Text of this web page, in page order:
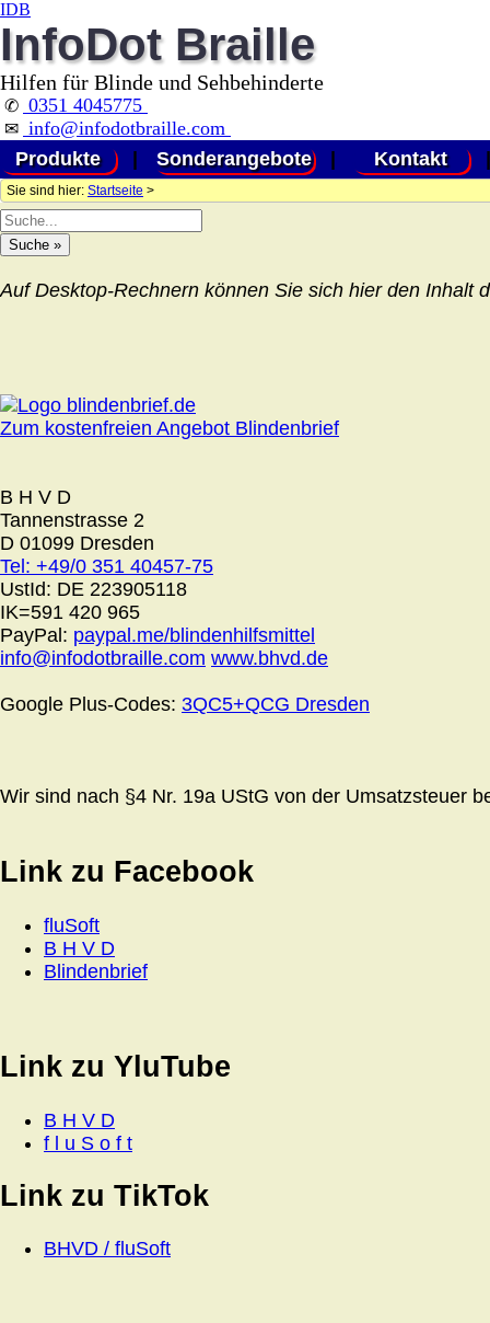
IDB
InfoDot Braille
Hilfen für Blinde und Sehbehinderte
✆ 0351 4045775
✉ info@infodotbraille.com
Produkte
Sonderangebote Kontakt
Sie sind hier: Startseite >
Auf Desktop-Rechnern können Sie sich hier den Inhalt
Zum kostenfreien Angebot Blindenbrief
B H V D
Tannenstrasse 2
D 01099 Dresden
Tel: +49/0 351 40457-75
UstId: DE 223905118
IK=591 420 965
PayPal: paypal.me/blindenhilfsmittel
info@infodotbraille.com www.bhvd.de
Google Plus-Codes: 3QC5+QCG Dresden
Wir sind nach §4 Nr. 19a UStG von der Umsatzsteuer
Link zu Facebook
fluSoft
B H V D
Blindenbrief
Link zu YluTube
B H V D
f l u S o f t
Link zu TikTok
BHVD / fluSoft